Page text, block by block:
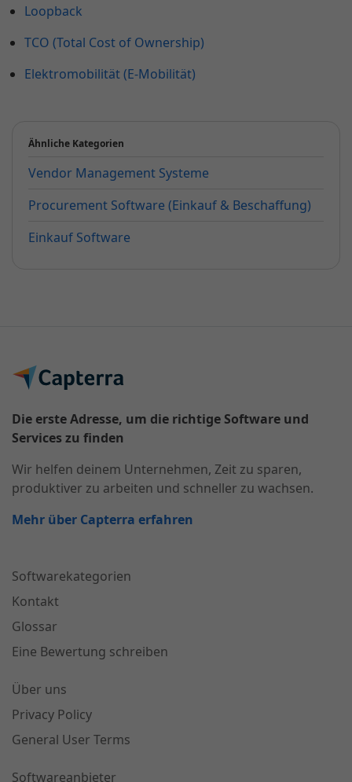
Loopback
TCO (Total Cost of Ownership)
Elektromobilität (E-Mobilität)
Ähnliche Kategorien
Vendor Management Systeme
Procurement Software (Einkauf & Beschaffung)
Einkauf Software
Die erste Adresse, um die richtige Software und
Services zu finden
Wir helfen deinem Unternehmen, Zeit zu sparen,
produktiver zu arbeiten und schneller zu wachsen.
Mehr über Capterra erfahren
Softwarekategorien
Kontakt
Glossar
Eine Bewertung schreiben
Über uns
Privacy Policy
General User Terms
Softwareanbieter